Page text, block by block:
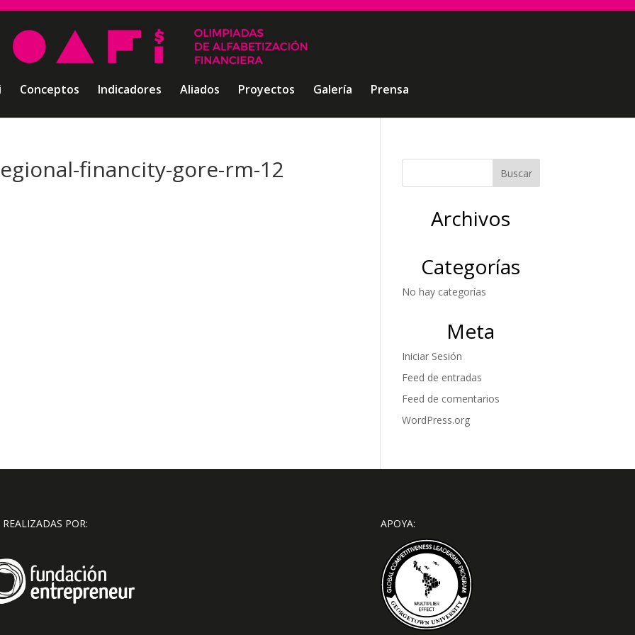
Conceptos Indicadores Aliados Proyectos Galería Prensa
financity-gore-rm-12
Archivos
Categorías
No hay categorías
Meta
Iniciar Sesión
Feed de entradas
Feed de comentarios
WordPress.org
POR: APOYA: